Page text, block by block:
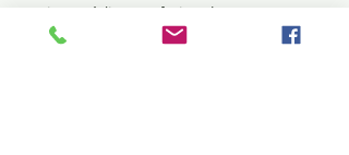
equipo médico profesional.
¿Qué pasa en tus municipios?